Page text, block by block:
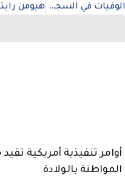
العفو الدولية تنذر من الزيادة الحادة في الوفيات في السجون اللبنانية
أوامر تنفيذية أمريكية
المواطنة بالولادة